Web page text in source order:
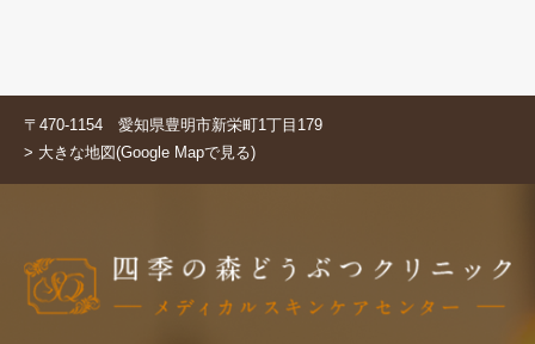
〒470-1154 愛知県豊明市新栄町1丁目179
> 大きな地図(Google Mapで見る)